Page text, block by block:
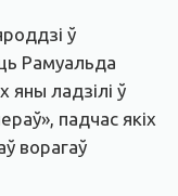
ў
Рамуальда
яны ладзілі ў
падчас якіх
ворагаў